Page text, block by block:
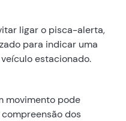
ligar o pisca-alerta,
para indicar uma
estacionado.
movimento pode
dos